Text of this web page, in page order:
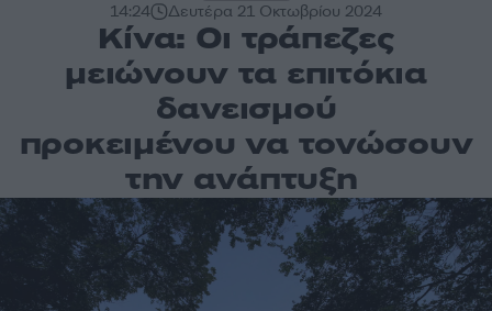
14:24 Δευτέρα 21 Οκτωβρίου 2024
Kίνα: Οι τράπεζες
μειώνουν τα επιτόκια
δανεισμού
προκειμένου να τονώσουν
την ανάπτυξη